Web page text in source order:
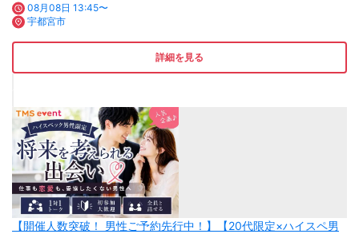
08月08日 13:45〜
宇都宮市
詳細を見る
【開催人数突破！ 男性ご予約先行中！】【20代限定×ハイスペ男